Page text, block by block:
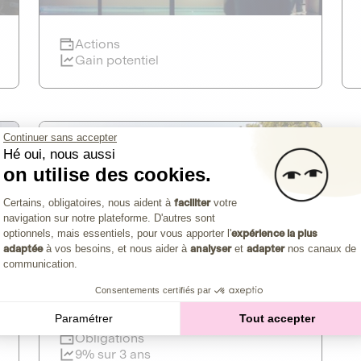
Actions
Gain potentiel
mk2 cinémas
CULTURE INDÉPENDANTE
CULTURE ET MÉDIAS
Maison de cinéma indépendante de
référence en Europe
Actions
Gain potentiel
Découvrir l'opportunité
Clôture imminente
mylight Energy
DETTE PRIVÉE
PRÉSERVER NOS RESSOURCES
Le leader français de la fourniture
d'électricité intelligente
Obligations
9% sur 3 ans
Clôture imminente
Continuer sans accepter
Hé oui, nous aussi
on utilise des cookies.
Plateforme de Gestion du
Certains, obligatoires, nous aident à facilitervotre
navigation sur notre plateforme. D'autres sont
optionnels, mais essentiels, pour vous apporter l'expérience la plus
adaptéeà vos besoins, et nous aider à analyseret adapternos canaux de
communication.
Consentements certifiés par
Paramétrer Tout accepter
Axeptio consent